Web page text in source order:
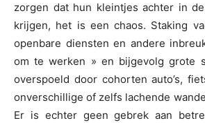
zorgen dat hun kleintjes achter in
krijgen, het is een chaos. Staking
openbare diensten en andere
om te werken » en bijgevolg grote
overspoeld door cohorten auto’s,
onverschillige of zelfs lachende
Er is echter geen gebrek aan